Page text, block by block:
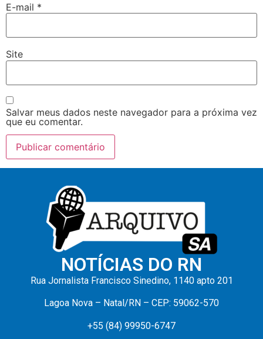
E-mail *
Site
Salvar meus dados neste navegador para a próxima vez
que eu comentar.
NOTÍCIAS DO RN
Rua Jornalista Francisco Sinedino, 1140 apto 201
Lagoa Nova – Natal/RN – CEP: 59062-570
+55 (84) 99950-6747